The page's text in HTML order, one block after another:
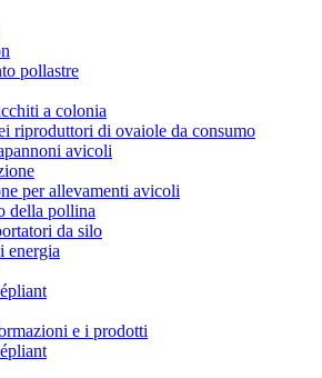
pollastre
a colonia
riproduttori di ovaiole da consumo
avicoli
per allevamenti avicoli
della pollina
da silo
energia
e i prodotti